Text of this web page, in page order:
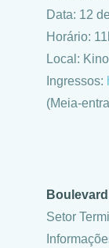
Data: 12
Horário:
Local:
Ingressos:
(Meia-
Setor